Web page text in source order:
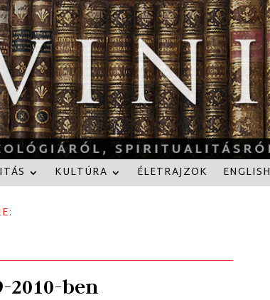
KULTÚRA ÉLETRAJZOK ENGLISH
2010-ben